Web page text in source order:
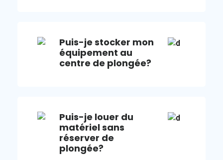
Puis-je stocker mon
équipement au
centre de plongée?
Puis-je louer du
matériel sans
réserver de
plongée?